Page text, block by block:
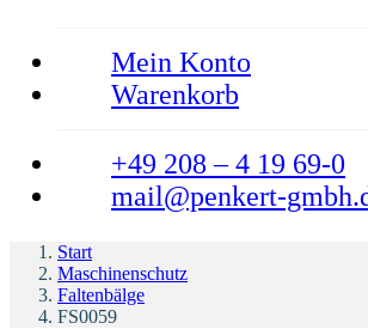
Mein Konto
Warenkorb
+49 208 – 4 19 69-0
mail@penkert-
Start
Maschinenschutz
Faltenbälge
FS0059